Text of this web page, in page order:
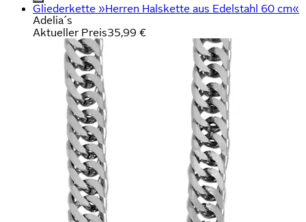
Gliederkette »Herren Halskette aus Edelstahl 60 cm«
Adelia´s
Aktueller Preis35,99 €